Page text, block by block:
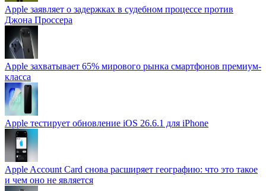
Apple заявляет о задержках в судебном процессе против
Джона Проссера
Apple захватывает 65% мирового рынка смартфонов премиум-
класса
Apple тестирует обновление iOS 26.6.1 для iPhone
Apple Account Card снова расширяет географию: что это такое
и чем оно не является